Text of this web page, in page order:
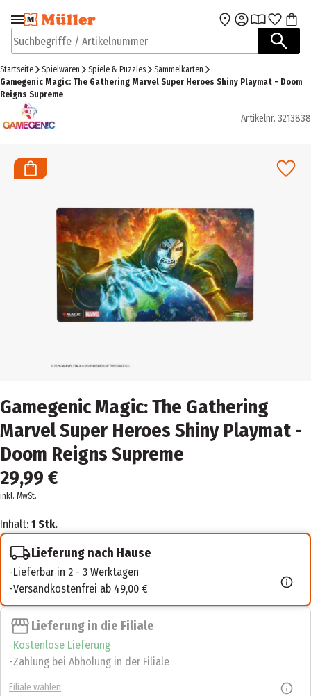
Zur Navigation
springen
Zum Hauptinhalt
Suchbegriffe / Artikelnummer
Startseite Spielwaren Spiele & Puzzles
Sammelkarten
Gamegenic Magic: The Gathering Marvel Super Heroes Shiny Playmat - Doom
Reigns Supreme
Artikelnr. 3213838
Gamegenic Magic: The Gathering
Marvel Super Heroes Shiny Playmat -
Doom Reigns Supreme
29,99 €
inkl. MwSt.
Inhalt: 1 Stk.
Lieferung nach Hause
Lieferbar in 2 - 3 Werktagen
Versandkostenfrei ab 49,00 €
Lieferung in die Filiale
Kostenlose Lieferung
Zahlung bei Abholung in der Filiale
Filiale wählen